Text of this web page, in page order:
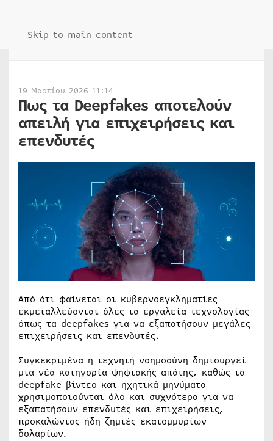
Skip to main content
19 Μαρτίου 2026 11:14
Πως τα Deepfakes αποτελούν
απειλή για επιχειρήσεις και
επενδυτές
Από ότι φαίνεται οι κυβερνοεγκληματίες
εκμεταλλεύονται όλες τα εργαλεία τεχνολογίας
όπως τα deepfakes για να εξαπατήσουν μεγάλες
επιχειρήσεις και επενδυτές.
Συγκεκριμένα η τεχνητή νοημοσύνη δημιουργεί
μια νέα κατηγορία ψηφιακής απάτης, καθώς τα
deepfake βίντεο και ηχητικά μηνύματα
χρησιμοποιούνται όλο και συχνότερα για να
εξαπατήσουν επενδυτές και επιχειρήσεις,
προκαλώντας ήδη ζημιές εκατομμυρίων
δολαρίων.